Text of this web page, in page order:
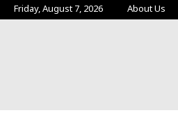
Friday, August 7, 2026 About Us